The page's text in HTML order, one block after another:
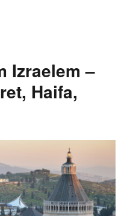
Izraelem –
Haifa,